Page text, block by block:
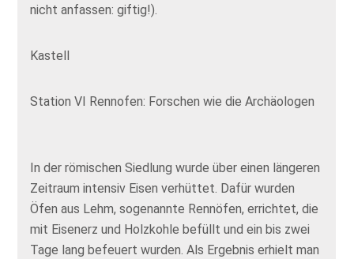
nicht anfassen: giftig!).
Kastell
Station VI Rennofen: Forschen wie die Archäologen
In der römischen Siedlung wurde über einen längeren
Zeitraum intensiv Eisen verhüttet. Dafür wurden
Öfen aus Lehm, sogenannte Rennöfen, errichtet, die
mit Eisenerz und Holzkohle befüllt und ein bis zwei
Tage lang befeuert wurden. Als Ergebnis erhielt man